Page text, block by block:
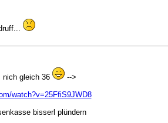
nich gleich 36
-->
watch?v=25FfiS9JWD8
bisserl plündern